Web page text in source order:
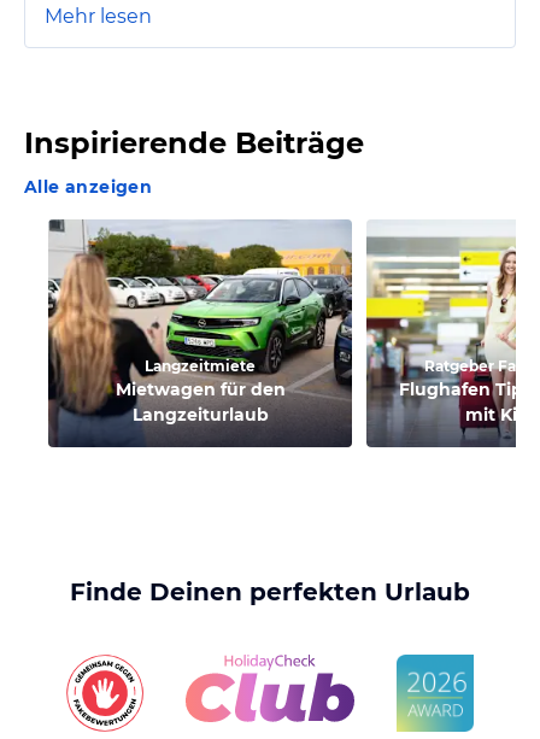
Mehr lesen
Inspirierende Beiträge
Alle anzeigen
Langzeitmiete
Mietwagen für den
Langzeiturlaub
Ratgeber
Flughafen
mit
Finde Deinen perfekten Urlaub